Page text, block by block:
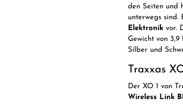
den Seiten und
unterwegs sind.
Elektronik vor.
Gewicht von
Silber und
Traxxas
Der XO 1 von
Wireless Link